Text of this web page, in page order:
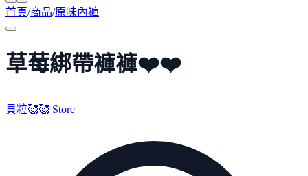
首頁/商品/原味內褲
草莓綁帶褲褲❤️❤️
貝粒🥰🥰 Store